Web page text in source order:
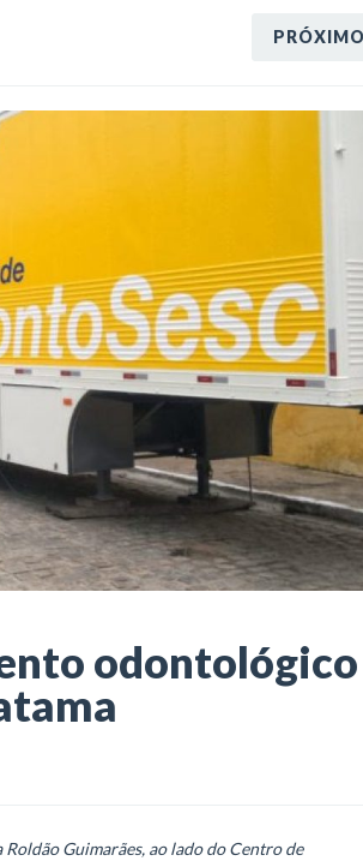
PRÓXIMO
odontológico
Guimarães, ao lado do Centro de